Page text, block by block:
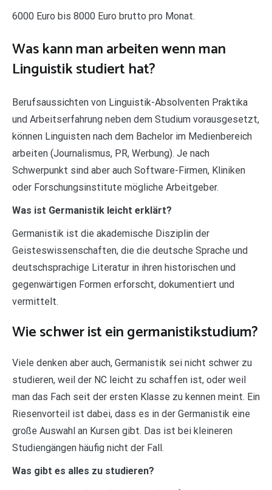
6000 Euro bis 8000 Euro brutto pro Monat.
Was kann man arbeiten wenn man
Linguistik studiert hat?
Berufsaussichten von Linguistik-Absolventen Praktika
und Arbeitserfahrung neben dem Studium vorausgesetzt,
können Linguisten nach dem Bachelor im Medienbereich
arbeiten (Journalismus, PR, Werbung). Je nach
Schwerpunkt sind aber auch Software-Firmen, Kliniken
oder Forschungsinstitute mögliche Arbeitgeber.
Was ist Germanistik leicht erklärt?
Germanistik ist die akademische Disziplin der
Geisteswissenschaften, die die deutsche Sprache und
deutschsprachige Literatur in ihren historischen und
gegenwärtigen Formen erforscht, dokumentiert und
vermittelt.
Wie schwer ist ein germanistikstudium?
Viele denken aber auch, Germanistik sei nicht schwer zu
studieren, weil der NC leicht zu schaffen ist, oder weil
man das Fach seit der ersten Klasse zu kennen meint. Ein
Riesenvorteil ist dabei, dass es in der Germanistik eine
große Auswahl an Kursen gibt. Das ist bei kleineren
Studiengängen häufig nicht der Fall.
Was gibt es alles zu studieren?